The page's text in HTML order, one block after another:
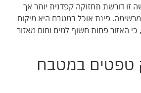
זו דורשת תחזוקה קפדנית יותר אך
פינת אוכל במטבח היא מיקום
האזור פחות חשוף למים וחום מאזור
טפטים במטבח